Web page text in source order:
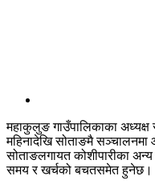
महाकुलुङ गाउँपालिकाका
महिनादेखि सोताङमै
सोताङलगायत कोशीपारीका
समय र खर्चको बचतसमेत हुनेछ।